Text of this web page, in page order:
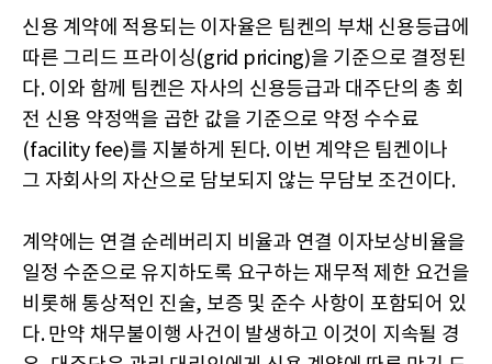
신용 계약에 적용되는 이자율은 팀켄의 부채 신용등급에
따른 그리드 프라이싱(grid pricing)을 기준으로 결정된
다. 이와 함께 팀켄은 자사의 신용등급과 대주단의 총 회
전 신용 약정액을 곱한 값을 기준으로 약정 수수료
(facility fee)를 지불하게 된다. 이번 계약은 팀켄이나
그 자회사의 자산으로 담보되지 않는 무담보 조건이다.
계약에는 연결 순레버리지 비율과 연결 이자보상비율을
일정 수준으로 유지하도록 요구하는 재무적 제한 요건을
비롯해 통상적인 진술, 보증 및 준수 사항이 포함되어 있
다. 만약 채무불이행 사건이 발생하고 이것이 지속될 경